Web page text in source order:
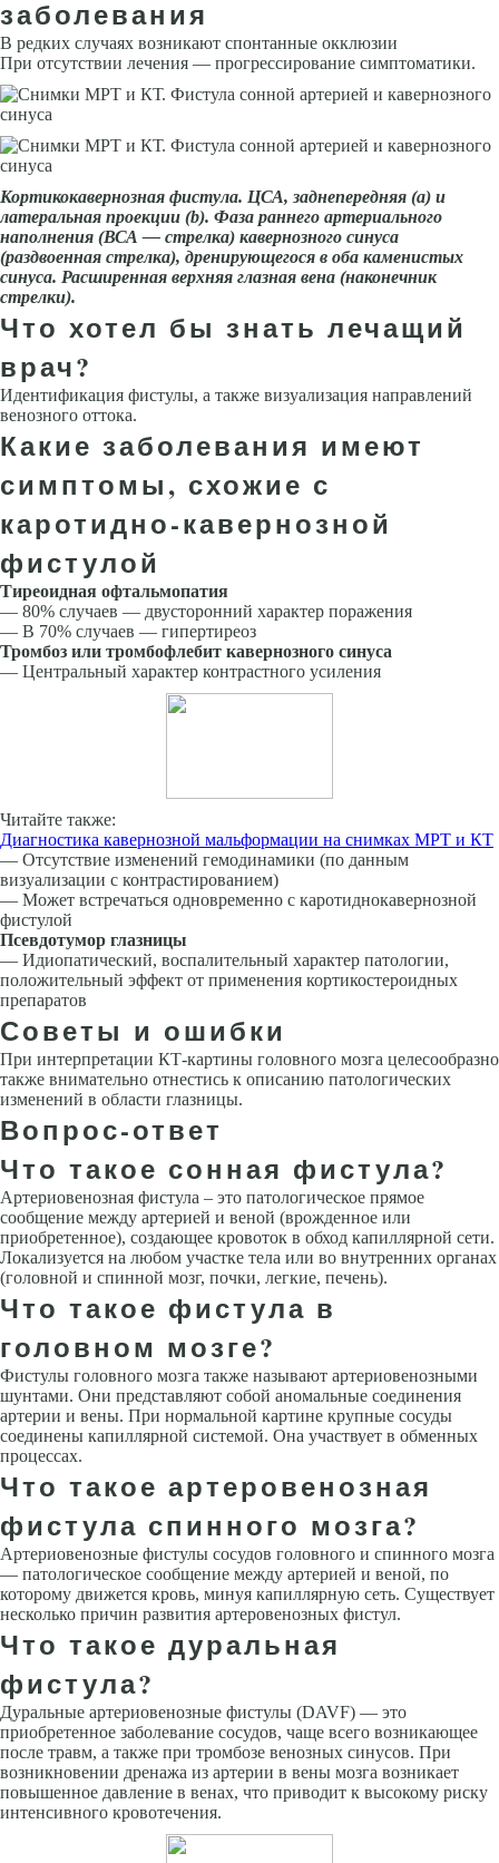
заболевания
В редких случаях возникают спонтанные окклюзии
При отсутствии ле­чения — прогрессирование симптоматики.
Кортикокаверноз­ная фистула. ЦСА, заднеперед­няя (а) и
латеральная проекции (b). Фаза раннего артериального
наполнения (ВСА — стрелка) ка­вернозного синуса
(раздвоенная стрелка), дренирующегося в оба каменистых
синуса. Расширенная верхняя глазная вена (наконечник
стрелки).
Что хотел бы знать лечащий
врач?
Идентификация фистулы, а также визуализация направлений
венозного оттока.
Какие заболевания имеют
симптомы, схожие с
каротидно-кавернозной
фистулой
Тиреоидная офтальмопатия
— 80% случаев — двусторонний характер пора­жения
— В 70% случаев — гипертиреоз
Тромбоз или тромбофлебит кавернозного синуса
— Центральный характер контрастного усиления
Читайте также:
Диагностика кавернозной мальформации на снимках МРТ и КТ
— Отсутствие изменений гемодинамики (по дан­ным
визуализации с контрастированием)
— Может встречаться одновременно с каротидно­кавернозной
фистулой
Псевдотумор глазницы
— Идиопатический, воспалительный характер па­тологии,
положительный эффект от применения кортикостероидных
препаратов
Советы и ошибки
При интерпретации КТ-картины головного мозга целесообразно
также вни­мательно отнестись к описанию патологических
изменений в области глаз­ницы.
Вопрос-ответ
Что такое сонная фистула?
Артериовенозная фистула – это патологическое прямое
сообщение между артерией и веной (врожденное или
приобретенное), создающее кровоток в обход капиллярной сети.
Локализуется на любом участке тела или во внутренних органах
(головной и спинной мозг, почки, легкие, печень).
Что такое фистула в
головном мозге?
Фистулы головного мозга также называют артериовенозными
шунтами. Они представляют собой аномальные соединения
артерии и вены. При нормальной картине крупные сосуды
соединены капиллярной системой. Она участвует в обменных
процессах.
Что такое артеровенозная
фистула спинного мозга?
Артериовенозные фистулы сосудов головного и спинного мозга
— патологическое сообщение между артерией и веной, по
которому движется кровь, минуя капиллярную сеть. Существует
несколько причин развития артеровенозных фистул.
Что такое дуральная
фистула?
Дуральные артериовенозные фистулы (DAVF) — это
приобретенное заболевание сосудов, чаще всего возникающее
после травм, а также при тромбозе венозных синусов. При
возникновении дренажа из артерии в вены мозга возникает
повышенное давление в венах, что приводит к высокому риску
интенсивного кровотечения.